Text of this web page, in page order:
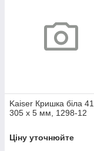
Kaiser Кришка біла
305 x 5 мм, 1298-12
Ціну уточнюйте